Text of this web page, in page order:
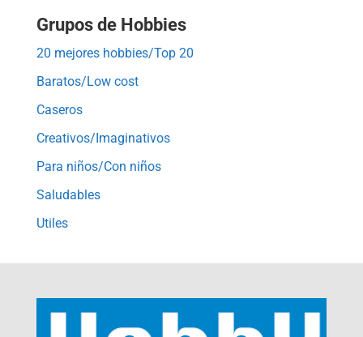
Grupos de Hobbies
20 mejores hobbies/Top 20
Baratos/Low cost
Caseros
Creativos/Imaginativos
Para niños/Con niños
Saludables
Utiles